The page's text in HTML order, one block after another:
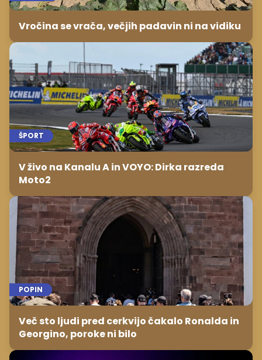
Vročina se vrača, večjih padavin ni na vidiku
ŠPORT
V živo na Kanalu A in VOYO: Dirka razreda
Moto2
POPIN
Več sto ljudi pred cerkvijo čakalo Ronalda in
Georgino, poroke ni bilo